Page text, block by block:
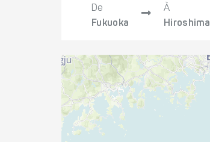
De
Fukuoka
À
Hiroshima